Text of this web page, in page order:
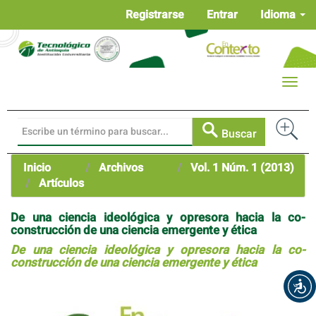
Contenido
principal
Idioma
Registrarse Entrar
Buscar
Toggle
Inicio Archivos
Vol. 1 Núm. 1 (2013)
Artículos
De una ciencia ideológica y opresora hacia la co-
construcción de una ciencia emergente y ética
De una ciencia ideológica y opresora hacia la co-
construcción de una ciencia emergente y ética